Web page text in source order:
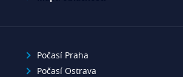
Počasí Praha
Počasí Ostrava